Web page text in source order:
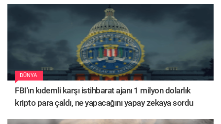
DÜNYA
FBI'ın kıdemli karşı istihbarat ajanı 1 milyon dolarlık
kripto para çaldı, ne yapacağını yapay zekaya sordu